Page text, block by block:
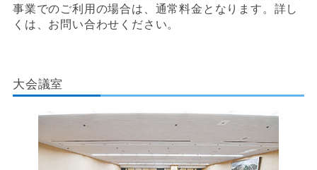
事業でのご利用の場合は、通常料金となります。詳し
くは、お問い合わせください。
大会議室